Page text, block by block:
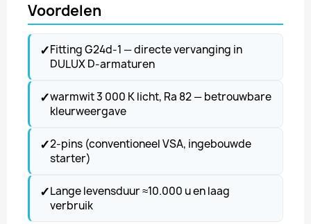
Voordelen
✓Fitting G24d-1 — directe vervanging in
DULUX D-armaturen
✓warmwit 3 000 K licht, Ra 82 — betrouwbare
kleurweergave
✓2-pins (conventioneel VSA, ingebouwde
starter)
✓Lange levensduur ≈10.000 u en laag
verbruik